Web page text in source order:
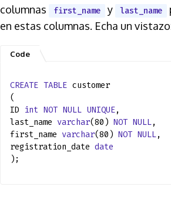
columnas
first_name y last_name
en estas columnas. Echa un
CREATE TABLE customer
(
ID int NOT NULL UNIQUE,
last_name varchar(80) NOT NULL,
first_name varchar(80) NOT NULL,
registration_date date
);